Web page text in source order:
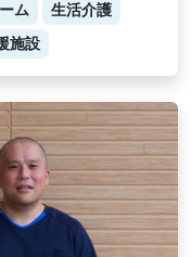
ム
生活介護
施設